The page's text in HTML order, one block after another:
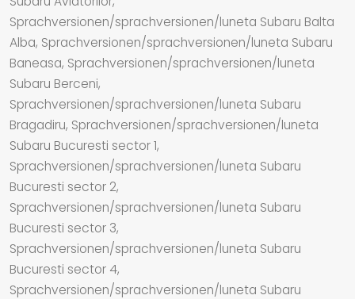
Sprachversionen/sprachversionen/luneta Subaru Balta
Alba, Sprachversionen/sprachversionen/luneta Subaru
Baneasa, Sprachversionen/sprachversionen/luneta
Subaru Berceni,
Sprachversionen/sprachversionen/luneta Subaru
Bragadiru, Sprachversionen/sprachversionen/luneta
Subaru Bucuresti sector 1,
Sprachversionen/sprachversionen/luneta Subaru
Bucuresti sector 2,
Sprachversionen/sprachversionen/luneta Subaru
Bucuresti sector 3,
Sprachversionen/sprachversionen/luneta Subaru
Bucuresti sector 4,
Sprachversionen/sprachversionen/luneta Subaru